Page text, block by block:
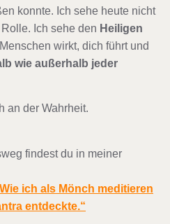
konnte. Ich sehe heute nicht
Ich sehe den Heiligen
wirkt, dich führt und
wie außerhalb jeder
an der Wahrheit.
findest du in meiner
ich als Mönch meditieren
entdeckte.“